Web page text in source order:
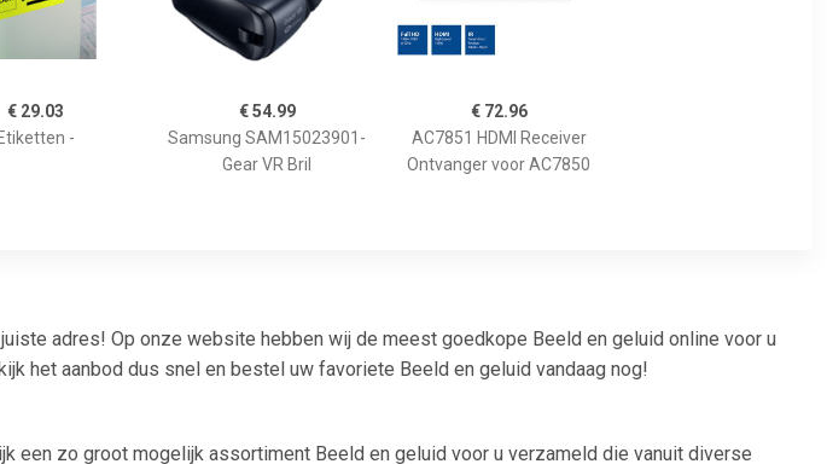
€ 29.03
Etiketten -
€ 54.99
Samsung SAM15023901-
Gear VR Bril
€ 72.96
AC7851 HDMI Receiver
Ontvanger voor AC7850
adres! Op onze website hebben wij de meest goedkope Beeld en geluid online voor u
het aanbod dus snel en bestel uw favoriete Beeld en geluid vandaag nog!
een zo groot mogelijk assortiment Beeld en geluid voor u verzameld die vanuit diverse